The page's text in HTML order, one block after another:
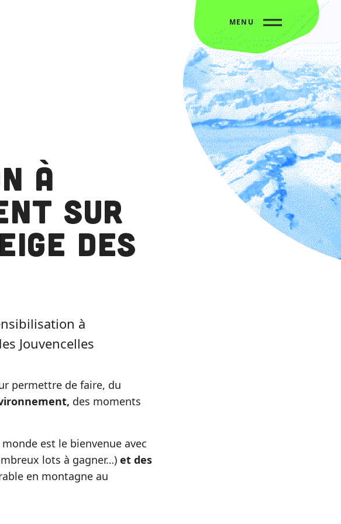
MENU
à
sur
des
à
Jouvencelles
permettre de faire, du
des moments
est le bienvenue avec
lots à gagner…) et des
en montagne au